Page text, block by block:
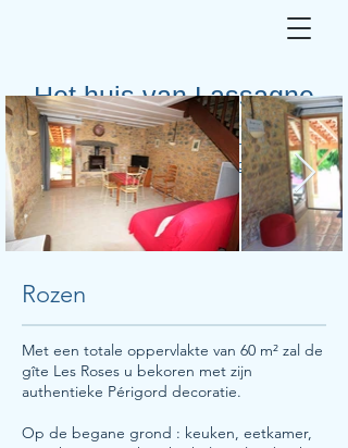
Het huis van Lassagne
Charmante vakantiehuizen met
verwarmd zwembad in de Périgord Noir
Rozen
Met een totale oppervlakte van 60 m² zal de
gîte Les Roses u bekoren met zijn
authentieke Périgord decoratie.
Op de begane grond : keuken, eetkamer,